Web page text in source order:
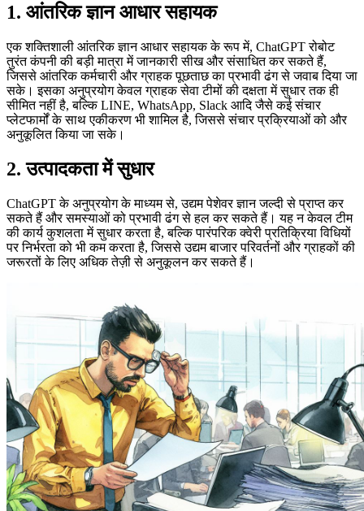
1. आंतरिक ज्ञान आधार सहायक
एक शक्तिशाली आंतरिक ज्ञान आधार सहायक के रूप में, ChatGPT रोबोट
तुरंत कंपनी की बड़ी मात्रा में जानकारी सीख और संसाधित कर सकते हैं,
जिससे आंतरिक कर्मचारी और ग्राहक पूछताछ का प्रभावी ढंग से जवाब दिया जा
सके। इसका अनुप्रयोग केवल ग्राहक सेवा टीमों की दक्षता में सुधार तक ही
सीमित नहीं है, बल्कि LINE, WhatsApp, Slack आदि जैसे कई संचार
प्लेटफार्मों के साथ एकीकरण भी शामिल है, जिससे संचार प्रक्रियाओं को और
अनुकूलित किया जा सके।
2. उत्पादकता में सुधार
ChatGPT के अनुप्रयोग के माध्यम से, उद्यम पेशेवर ज्ञान जल्दी से प्राप्त कर
सकते हैं और समस्याओं को प्रभावी ढंग से हल कर सकते हैं। यह न केवल टीम
की कार्य कुशलता में सुधार करता है, बल्कि पारंपरिक क्वेरी प्रतिक्रिया विधियों
पर निर्भरता को भी कम करता है, जिससे उद्यम बाजार परिवर्तनों और ग्राहकों की
जरूरतों के लिए अधिक तेज़ी से अनुकूलन कर सकते हैं।